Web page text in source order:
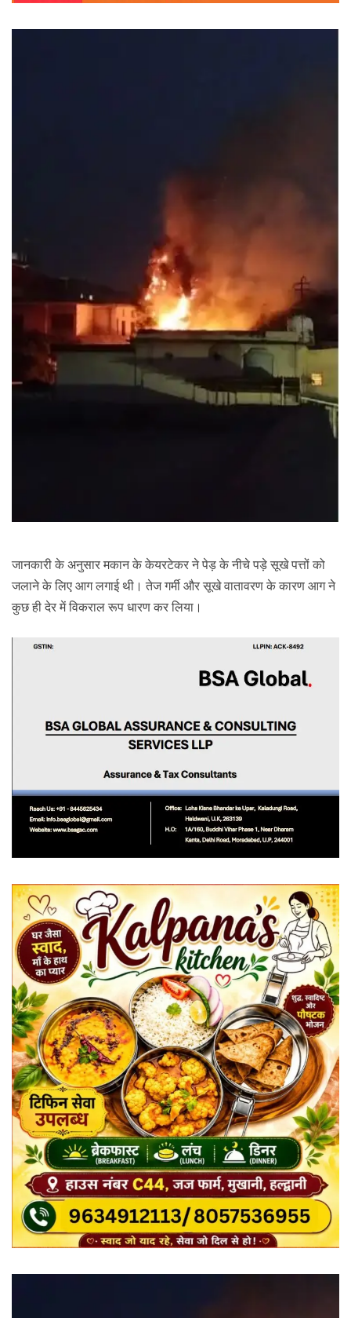
जानकारी के अनुसार मकान के केयरटेकर ने पेड़ के नीचे पड़े सूखे पत्तों को
जलाने के लिए आग लगाई थी। तेज गर्मी और सूखे वातावरण के कारण आग ने
कुछ ही देर में विकराल रूप धारण कर लिया।